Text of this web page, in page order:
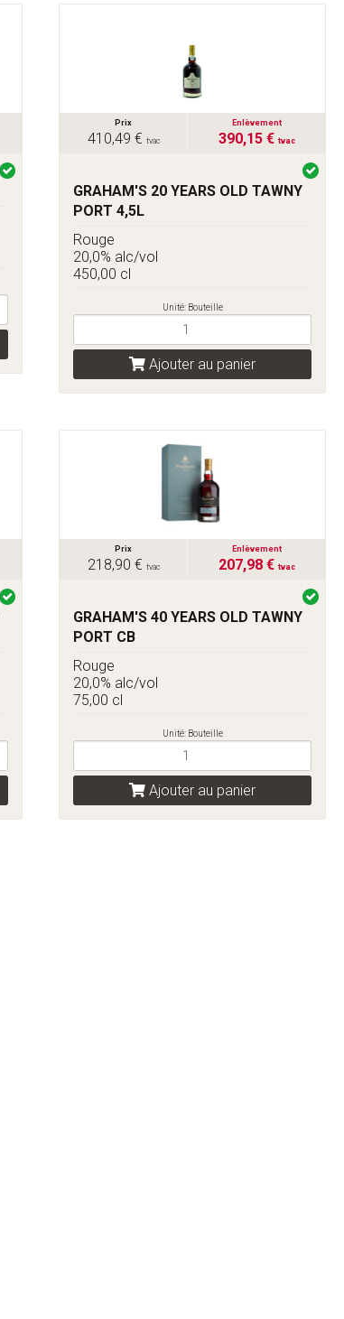
Prix
410,49 € tvac
Enlèvement
390,15 € tvac
GRAHAM'S 20 YEARS OLD TAWNY
PORT 4,5L
Rouge
20,0% alc/vol
450,00 cl
Unité: Bouteille
Ajouter au panier
Prix
218,90 € tvac
Enlèvement
207,98 € tvac
GRAHAM'S 40 YEARS OLD TAWNY
PORT CB
Rouge
20,0% alc/vol
75,00 cl
Unité: Bouteille
Ajouter au panier